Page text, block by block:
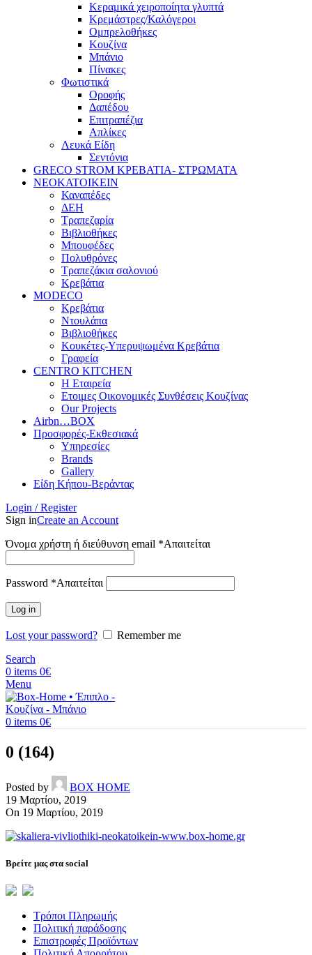
Κεραμικά χειροποίητα γλυπτά
Κρεμάστρες/Καλόγεροι
Ομπρελοθήκες
Κουζίνα
Μπάνιο
Πίνακες
Φωτιστικά
Οροφής
Δαπέδου
Επιτραπέζια
Απλίκες
Λευκά Είδη
Σεντόνια
GRECO STROM ΚΡΕΒΑΤΙΑ- ΣΤΡΩΜΑΤΑ
ΝΕΟΚΑΤΟΙΚΕΙΝ
Καναπέδες
ΔΕΗ
Τραπεζαρία
Βιβλιοθήκες
Μπουφέδες
Πολυθρόνες
Τραπεζάκια σαλονιού
Κρεβάτια
MODECO
Κρεβάτια
Ντουλάπα
Βιβλιοθήκες
Κουκέτες-Υπερυψωμένα Κρεβάτια
Γραφεία
CENTRO KITCHEN
Η Εταιρεία
Ετοιμες Οικονομικές Συνθέσεις Κουζίνας
Our Projects
Airbn…BOX
Προσφορές-Εκθεσιακά
Υπηρεσίες
Brands
Gallery
Είδη Κήπου-Βεράντας
Login / Register
Sign inCreate an Account
Όνομα χρήστη ή διεύθυνση email *Απαιτείται
Password *Απαιτείται
Log in
Lost your password?
Remember me
Search
0 items 0€
Menu
0 items 0€
0 (164)
Posted by
BOX HOME
19 Μαρτίου, 2019
On 19 Μαρτίου, 2019
Βρείτε μας στα social
Τρόποι Πληρωμής
Πολιτική παράδοσης
Επιστροφές Προϊόντων